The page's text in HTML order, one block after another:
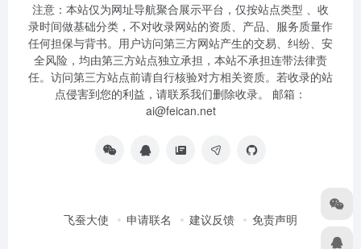
注意：本站仅为网址导航聚合展示平台，仅按站点类型 、收
录时间做基础分类，不对收录网站的资质、产品、服务质量作
任何担保与背书。用户访问第三方网站产生的交易、纠纷、安
全风险，均由第三方站点独立承担，本站不承担连带法律责
任。访问第三方站点前请自行核验对方相关资质。若收录的站
点侵害到您的利益，请联系我们删除收录。 邮箱：
ai@feican.net
飞蚕大使 申请联名 建议反馈 免责声明